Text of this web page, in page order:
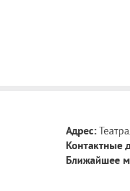
Адрес:
Контактные
Ближайшее